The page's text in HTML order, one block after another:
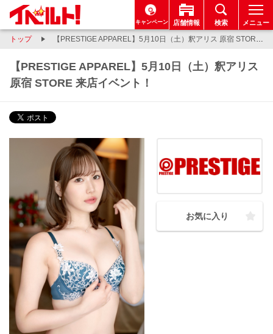
キャンペーン 店舗情報 検索 メニュー
トップ 【PRESTIGE APPAREL】5月10日（土）釈アリス 原宿 STORE 来店イベント！
【PRESTIGE APPAREL】5月10日（土）釈アリス
原宿 STORE 来店イベント！
お気に入り